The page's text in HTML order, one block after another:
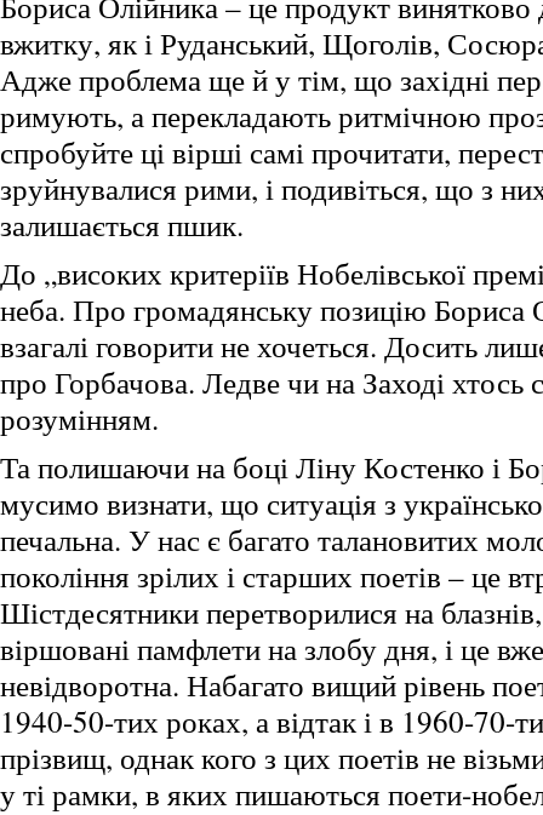
вжитку, як і Руданський, Щоголів,
Адже проблема ще й у тім, що західні
римують, а перекладають ритмічною
спробуйте ці вірші самі прочитати,
зруйнувалися рими, і подивіться, що з
залишається пшик.
До „високих критеріїв Нобелівської
неба. Про громадянську позицію Бориса
взагалі говорити не хочеться. Досить
про Горбачова. Ледве чи на Заході хтось
розумінням.
Та полишаючи на боці Ліну Костенко і
мусимо визнати, що ситуація з
печальна. У нас є багато талановитих
покоління зрілих і старших поетів – це
Шістдесятники перетворилися на
віршовані памфлети на злобу дня, і це
невідворотна. Набагато вищий рівень
1940-50-тих роках, а відтак і в 1960-70-
прізвищ, однак кого з цих поетів не
у ті рамки, в яких пишаються поети-